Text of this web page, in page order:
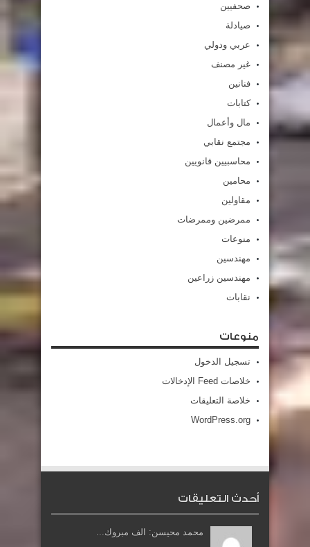
صحفيين
صيادلة
عربي ودولي
غير مصنف
فنانين
كتابات
مال وأعمال
مجتمع نقابي
محاسبيين قانويين
محامين
مقاولين
ممرضين وممرضات
منوعات
مهندسين
مهندسين زراعين
نقابات
منوعات
تسجيل الدخول
خلاصات Feed الإدخالات
خلاصة التعليقات
WordPress.org
أحدث التعليقات
محمد محيسن: الف مبروك...